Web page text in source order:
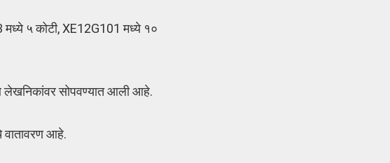
५ कोटी, XE12G101 मध्ये १०
लेखनिकांवर सोपवण्यात आली आहे.
वातावरण आहे.